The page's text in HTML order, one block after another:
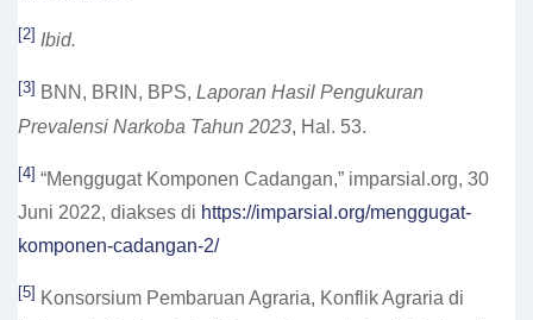
[2] Ibid.
[3] BNN, BRIN, BPS, Laporan Hasil Pengukuran
Prevalensi Narkoba Tahun 2023, Hal. 53.
[4] “Menggugat Komponen Cadangan,” imparsial.org, 30
Juni 2022, diakses di https://imparsial.org/menggugat-
komponen-cadangan-2/
[5] Konsorsium Pembaruan Agraria, Konflik Agraria di